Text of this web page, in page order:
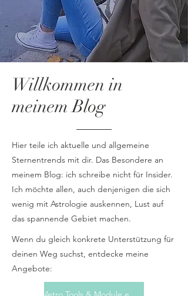
Willkommen in
meinem Blog
Hier teile ich aktuelle und allgemeine
Sternentrends mit dir. Das Besondere an
meinem Blog: ich schreibe nicht für Insider.
Ich möchte allen, auch denjenigen die sich
wenig mit Astrologie auskennen, Lust auf
das spannende Gebiet machen.
Wenn du gleich konkrete Unterstützung für
deinen Weg suchst, entdecke meine
Angebote: